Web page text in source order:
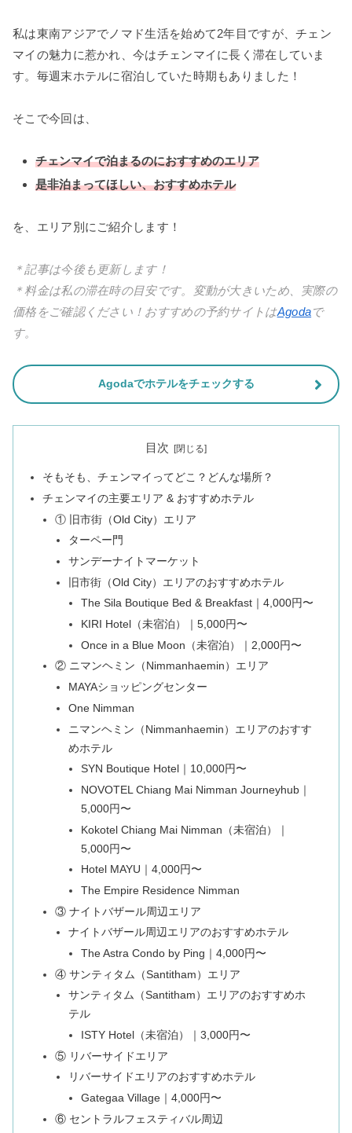
私は東南アジアでノマド生活を始めて2年目ですが、チェン
マイの魅力に惹かれ、今はチェンマイに長く滞在していま
す。毎週末ホテルに宿泊していた時期もありました！
そこで今回は、
チェンマイで泊まるのにおすすめのエリア
是非泊まってほしい、おすすめホテル
を、エリア別にご紹介します！
＊記事は今後も更新します！
＊料金は私の滞在時の目安です。変動が大きいため、実際の
価格をご確認ください！おすすめの予約サイトはAgodaで
す。
Agodaでホテルをチェックする
目次
そもそも、チェンマイってどこ？どんな場所？
チェンマイの主要エリア & おすすめホテル
① 旧市街（Old City）エリア
ターペー門
サンデーナイトマーケット
旧市街（Old City）エリアのおすすめホテル
The Sila Boutique Bed & Breakfast｜4,000円〜
KIRI Hotel（未宿泊）｜5,000円〜
Once in a Blue Moon（未宿泊）｜2,000円〜
② ニマンヘミン（Nimmanhaemin）エリア
MAYAショッピングセンター
One Nimman
ニマンヘミン（Nimmanhaemin）エリアのおすす
めホテル
SYN Boutique Hotel｜10,000円〜
NOVOTEL Chiang Mai Nimman Journeyhub｜
5,000円〜
Kokotel Chiang Mai Nimman（未宿泊）｜
5,000円〜
Hotel MAYU｜4,000円〜
The Empire Residence Nimman
③ ナイトバザール周辺エリア
ナイトバザール周辺エリアのおすすめホテル
The Astra Condo by Ping｜4,000円〜
④ サンティタム（Santitham）エリア
サンティタム（Santitham）エリアのおすすめホ
テル
ISTY Hotel（未宿泊）｜3,000円〜
⑤ リバーサイドエリア
リバーサイドエリアのおすすめホテル
Gategaa Village｜4,000円〜
⑥ セントラルフェスティバル周辺